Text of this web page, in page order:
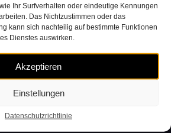
Ihr Surfverhalten oder eindeutige Kennungen
Das Nichtzustimmen oder das
kann sich nachteilig auf bestimmte Funktionen
Dienstes auswirken.
Akzeptieren
Einstellungen
Datenschutzrichtlinie
003 711